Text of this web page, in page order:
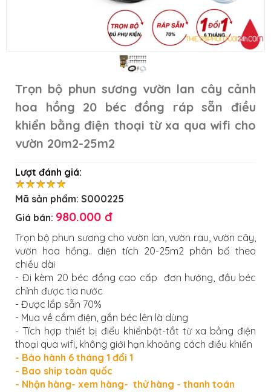
Trọn bộ phun sương vườn lan cây cảnh
hoa hồng 20 béc đồng ráp sẵn điều
khiển bằng điện thoại từ xa qua wifi cho
vườn 20m2-25m2
Lượt đánh giá:
Mã sản phẩm: S000225
Giá bán: 980.000 đ
Trọn bộ phun sương cho vườn lan, vườn rau, vườn cây,
vườn hoa hồng.. diện tích 20-25m2 phân bố theo
chiều dài
- Đi kèm 20 béc đồng cao cấp đơn hướng, đầu béc
chỉnh được tia nước
- Được lắp sẵn 70%
- Mua về cắm điện, gắn béc lên là dùng
- Tích hợp thiết bị điểu khiểnbật-tắt từ xa bằng điện
thoại qua wifi, không giới hạn khoảng cách điều khiển
- Bảo hành 6 tháng 1 đổi 1
- Bao ship toàn quốc
- Nhận hàng- xem hàng- thử hàng - thanh toán